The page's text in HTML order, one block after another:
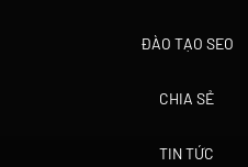
ĐÀO TẠO SEO
CHIA SẺ
TIN TỨC